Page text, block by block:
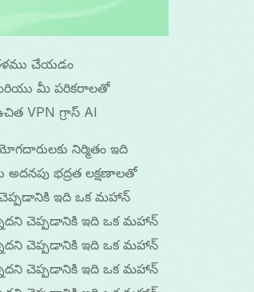
చేయడం
మరియు మీ పరికరాలతో
VPN గ్రాస్ AI
నిర్మితం ఇది
భద్రత లక్షణాలతో
చెప్పడానికి ఇది ఒక మహాన్
చెప్పడానికి ఇది ఒక మహాన్
చెప్పడానికి ఇది ఒక మహాన్
చెప్పడానికి ఇది ఒక మహాన్